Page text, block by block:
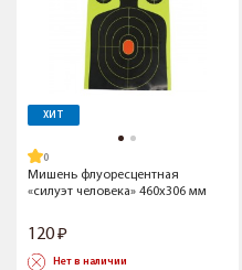
ХИТ
Мишень флуоресцентная
«силуэт человека» 460x306 мм
120
Нет в наличии